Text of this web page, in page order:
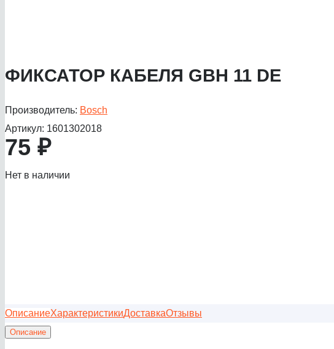
ФИКСАТОР КАБЕЛЯ GBH 11 DE
Производитель: Bosch
Артикул: 1601302018
75 ₽
Нет в наличии
ОписаниеХарактеристикиДоставкаОтзывы
Описание